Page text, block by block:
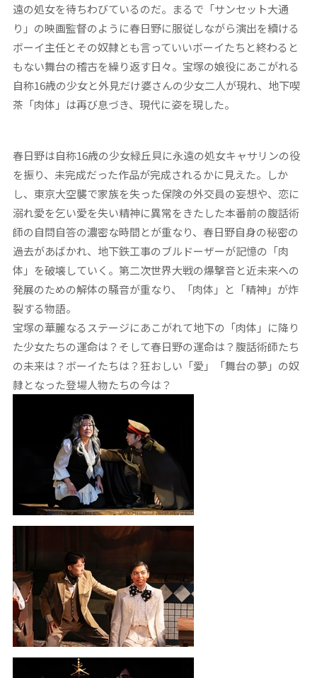
遠の処女を待ちわびているのだ。まるで「サンセット大通
り」の映画監督のように春日野に服従しながら演出を續ける
ボーイ主任とその奴隷とも言っていいボーイたちと終わると
もない舞台の稽古を繰り返す日々。宝塚の娘役にあこがれる
自称16歳の少女と外見だけ婆さんの少女二人が現れ、地下喫
茶「肉体」は再び息づき、現代に姿を現した。
春日野は自称16歳の少女緑丘貝に永遠の処女キャサリンの役
を振り、未完成だった作品が完成されるかに見えた。しか
し、東京大空襲で家族を失った保険の外交員の妄想や、恋に
溺れ愛を乞い愛を失い精神に異常をきたした本番前の腹話術
師の自問自答の濃密な時間とが重なり、春日野自身の秘密の
過去があばかれ、地下鉄工事のブルドーザーが記憶の「肉
体」を破壊していく。第二次世界大戦の爆撃音と近未来への
発展のための解体の騒音が重なり、「肉体」と「精神」が炸
裂する物語。
宝塚の華麗なるステージにあこがれて地下の「肉体」に降り
た少女たちの運命は？そして春日野の運命は？腹話術師たち
の未来は？ボーイたちは？狂おしい「愛」「舞台の夢」の奴
隷となった登場人物たちの今は？